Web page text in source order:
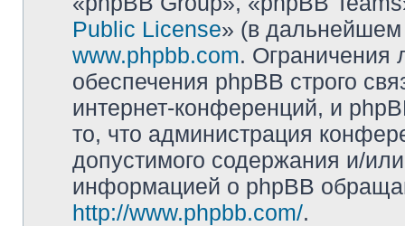
Public License» (в дальнейшем
www.phpbb.com. Ограничения
обеспечения phpBB строго
интернет-конференций, и
то, что администрация
допустимого содержания и/
информацией о phpBB
http://www.phpbb.com/.